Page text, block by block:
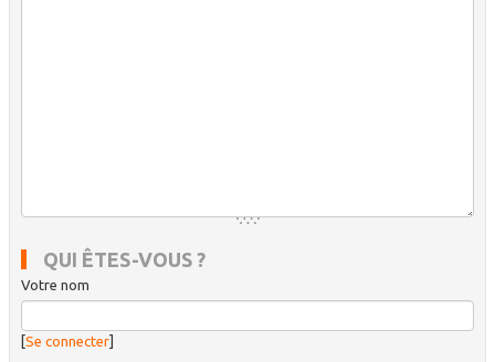
QUI ÊTES-VOUS ?
Votre nom
Se connecter]